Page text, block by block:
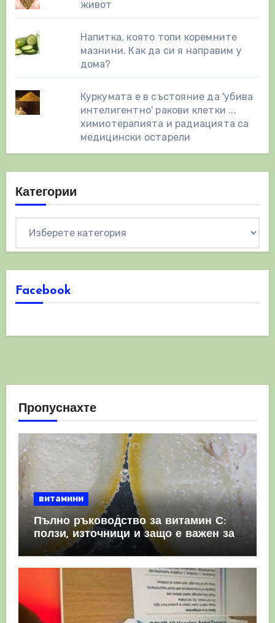
живот
Напитка, която топи коремните
мазнини. Как да си я направим у
дома?
Куркумата е в състояние да 'убива
интелигентно' ракови клетки ...
химиотерапията и радиацията са
медицински остарели
Категории
Facebook
Пропуснахте
витамини
Пълно ръководство за витамин С:
ползи, източници и защо е важен за
имунната система